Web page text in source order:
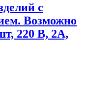
с
Возможно
220 В, 2А,